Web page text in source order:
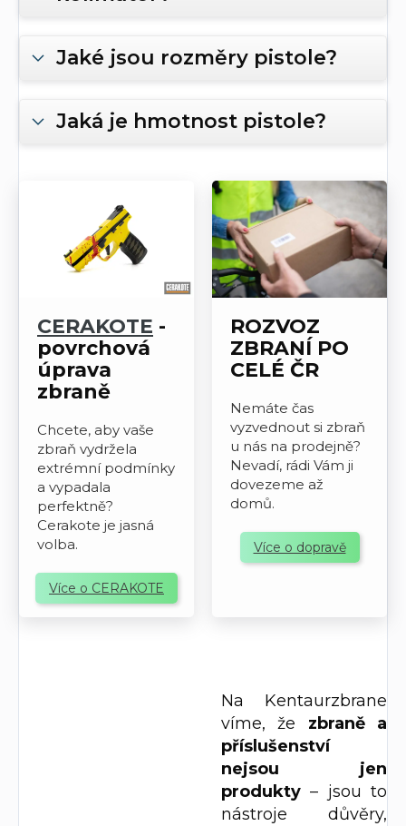
Jaké jsou rozměry pistole?
Jaká je hmotnost pistole?
CERAKOTE -
povrchová
úprava
zbraně
Chcete, aby vaše
zbraň vydržela
extrémní podmínky
a vypadala
perfektně?
Cerakote je jasná
volba.
Více o CERAKOTE
ROZVOZ
ZBRANÍ PO
CELÉ ČR
Nemáte čas
vyzvednout si zbraň
u nás na prodejně?
Nevadí, rádi Vám ji
dovezeme až
domů.
Více o dopravě
Na Kentaurzbrane
víme, že zbraně a
příslušenství
nejsou jen
produkty – jsou to
nástroje důvěry,